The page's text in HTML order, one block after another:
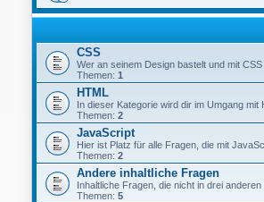
CSS
Wer an seinem Design bastelt und mit
Themen: 1
HTML
In dieser Kategorie wird dir im Umgang mit
Themen: 2
JavaScript
Hier ist Platz für alle Fragen, die mit
Themen: 2
Andere inhaltliche Fragen
Inhaltliche Fragen, die nicht in drei
Themen: 5